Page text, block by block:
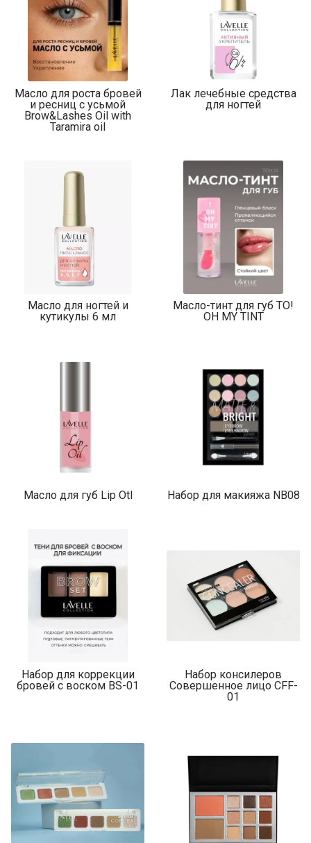
Масло для роста бровей
и ресниц с усьмой
Brow&Lashes Oil with
Taramira oil
Лак лечебные средства
для ногтей
Масло для ногтей и
кутикулы 6 мл
Масло-тинт для губ TO!
OH MY TINT
Масло для губ Lip Otl Набор для макияжа NB08
Набор для коррекции
бровей с воском BS-01
Набор консилеров
Совершенное лицо CFF-
01